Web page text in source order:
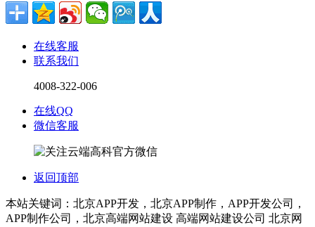
在线客服
联系我们
4008-322-006
在线QQ
微信客服
返回顶部
本站关键词：北京APP开发，北京APP制作，APP开发公司，
APP制作公司，北京高端网站建设 高端网站建设公司 北京网